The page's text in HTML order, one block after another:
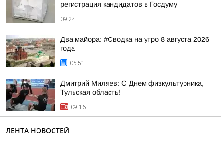
регистрация кандидатов в Госдуму
09:24
Два майора: #Сводка на утро 8 августа 2026
года
06:51
Дмитрий Миляев: С Днем физкультурника,
Тульская область!
09:16
ЛЕНТА НОВОСТЕЙ